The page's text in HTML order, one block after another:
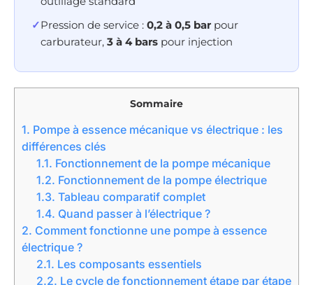
✓Pression de service : 0,2 à 0,5 bar pour
carburateur, 3 à 4 bars pour injection
Sommaire
1. Pompe à essence mécanique vs électrique : les
différences clés
1.1. Fonctionnement de la pompe mécanique
1.2. Fonctionnement de la pompe électrique
1.3. Tableau comparatif complet
1.4. Quand passer à l’électrique ?
2. Comment fonctionne une pompe à essence
électrique ?
2.1. Les composants essentiels
2.2. Le cycle de fonctionnement étape par étape